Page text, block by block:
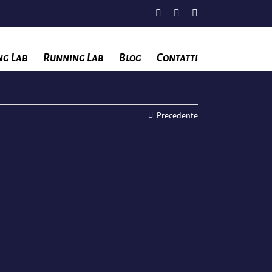
FacebookInstagram
Lab Running Lab Blog Contatti
Precedente